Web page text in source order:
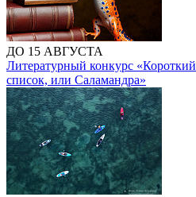
ДО 15 АВГУСТА
Литературный конкурс «Короткий
список, или Саламандра»